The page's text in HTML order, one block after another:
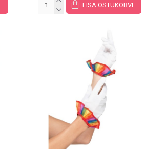
LISA OSTUKORVI